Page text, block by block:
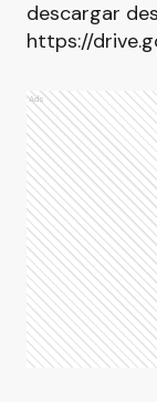
descargar
https://
Ads